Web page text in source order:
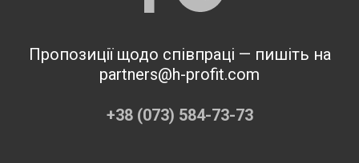
Пропозиції щодо співпраці — пишіть на
partners@h-profit.com
+38 (073) 584-73-73